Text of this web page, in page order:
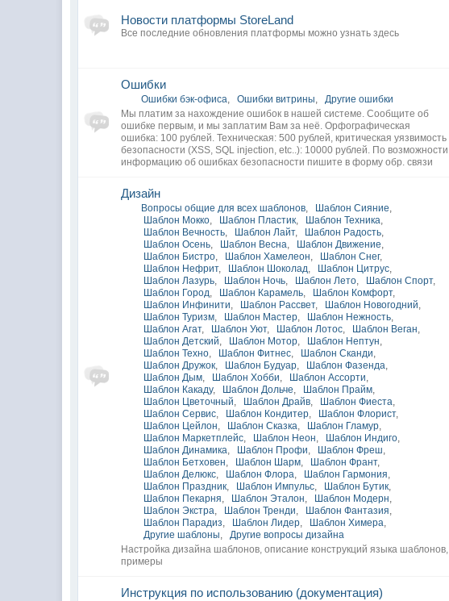
Новости платформы StoreLand
Все последние обновления платформы можно узнать здесь
Ошибки
Ошибки бэк-офиса, Ошибки витрины,
Другие ошибки
Мы платим за нахождение ошибок в нашей системе. Сообщите об
ошибке первым, и мы заплатим Вам за неё. Орфографическая
ошибка: 100 рублей. Техническая: 500 рублей, критическая уязвимость
безопасности (XSS, SQL injection, etc..): 10000 рублей. По возможности
информацию об ошибках безопасности пишите в форму обр. связи
Дизайн
Вопросы общие для всех шаблонов, Шаблон Сияние,
Шаблон Мокко, Шаблон Пластик, Шаблон Техника,
Шаблон Вечность, Шаблон Лайт, Шаблон Радость,
Шаблон Осень, Шаблон Весна, Шаблон Движение,
Шаблон Бистро, Шаблон Хамелеон, Шаблон Снег,
Шаблон Нефрит, Шаблон Шоколад, Шаблон Цитрус,
Шаблон Лазурь, Шаблон Ночь, Шаблон Лето, Шаблон Спорт,
Шаблон Город, Шаблон Карамель, Шаблон Комфорт,
Шаблон Инфинити, Шаблон Рассвет, Шаблон Новогодний,
Шаблон Туризм, Шаблон Мастер, Шаблон Нежность,
Шаблон Агат, Шаблон Уют, Шаблон Лотос, Шаблон Веган,
Шаблон Детский, Шаблон Мотор, Шаблон Нептун,
Шаблон Техно, Шаблон Фитнес, Шаблон Сканди,
Шаблон Дружок, Шаблон Будуар, Шаблон Фазенда,
Шаблон Дым, Шаблон Хобби, Шаблон Ассорти,
Шаблон Какаду, Шаблон Дольче, Шаблон Прайм,
Шаблон Цветочный, Шаблон Драйв, Шаблон Фиеста,
Шаблон Сервис, Шаблон Кондитер, Шаблон Флорист,
Шаблон Цейлон, Шаблон Сказка, Шаблон Гламур,
Шаблон Маркетплейс, Шаблон Неон, Шаблон Индиго,
Шаблон Динамика, Шаблон Профи, Шаблон Фреш,
Шаблон Бетховен, Шаблон Шарм, Шаблон Франт,
Шаблон Делюкс, Шаблон Флора, Шаблон Гармония,
Шаблон Праздник, Шаблон Импульс, Шаблон Бутик,
Шаблон Пекарня, Шаблон Эталон, Шаблон Модерн,
Шаблон Экстра, Шаблон Тренди, Шаблон Фантазия,
Шаблон Парадиз, Шаблон Лидер, Шаблон Химера,
Другие шаблоны,
Другие вопросы дизайна
Настройка дизайна шаблонов, описание конструкций языка шаблонов,
примеры
Инструкция по использованию (документация)